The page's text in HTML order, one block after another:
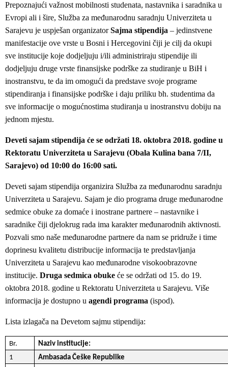
Prepoznajući važnost mobilnosti studenata, nastavnika i saradnika u
Evropi ali i šire, Služba za međunarodnu saradnju Univerziteta u
Sarajevu je uspješan organizatorSajma stipendija – jedinstvene
manifestacije ove vrste u Bosni i Hercegovini čiji je cilj da okupi
sve institucije koje dodjeljuju i/ili administriraju stipendije ili
dodjeljuju druge vrste finansijske podrške za studiranje u BiH i
inostranstvu, te da im omogući da predstave svoje programe
stipendiranja i finansijske podrške i daju priliku bh. studentima da
sve informacije o mogućnostima studiranja u inostranstvu dobiju na
jednom mjestu.
Deveti sajam stipendija će se održati 18. oktobra 2018. godine u
Rektoratu Univerziteta u Sarajevu (Obala Kulina bana 7/II,
Sarajevo) od 10:00 do 16:00 sati.
Deveti sajam stipendija organizira Služba za međunarodnu saradnju
Univerziteta u Sarajevu. Sajam je dio programa druge međunarodne
sedmice obuke za domaće i inostrane partnere – nastavnike i
saradnike čiji djelokrug rada ima karakter međunarodnih aktivnosti.
Pozvali smo naše međunarodne partnere da nam se pridruže i time
doprinesu kvalitetu distribucije informacija te predstavljanja
Univerziteta u Sarajevu kao međunarodne visokoobrazovne
institucije. Druga sedmica obuke će se održati od 15. do 19.
oktobra 2018. godine u Rektoratu Univerziteta u Sarajevu. Više
informacija je dostupno u agendi programa (ispod).
Lista izlagača na Devetom sajmu stipendija:
Br.
Naziv institucije:
1
Ambasada Češke Republike